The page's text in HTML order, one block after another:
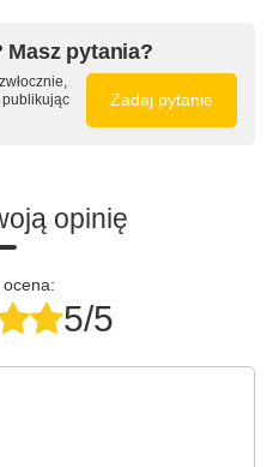
pytania?
Zadaj pytanie
opinię
5/5